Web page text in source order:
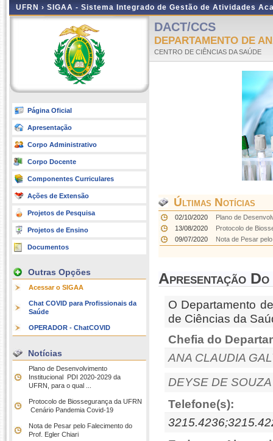
UFRN › SIGAA - Sistema Integrado de Gestão de Atividades
Página Oficial
Apresentação
Corpo Administrativo
Corpo Docente
Componentes Curriculares
Ações de Extensão
Projetos de Pesquisa
Projetos de Ensino
Documentos
Outras Opções
Acessar o SIGAA
Chat COVID para Profissionais da
Saúde
OPERADOR - ChatCOVID
Notícias
Plano de Desenvolvimento
Institucional  PDI 2020-2029 da
UFRN, para o qual ...
Protocolo de Biossegurança da UFRN
 Cenário Pandemia Covid-19
Nota de Pesar pelo Falecimento do
Prof. Egler Chiari
DACT/CCS
DEPARTAMENTO DE
CENTRO DE CIÊNCIAS DA SAÚDE
Últimas Notícias
02/10/2020
Plano de
13/08/2020
Protocolo de
09/07/2020
Nota de Pesar
Apresentação
O Departamento
de Ciências da
Chefia do
ANA CLAUDIA
DEYSE DE
Telefone(s):